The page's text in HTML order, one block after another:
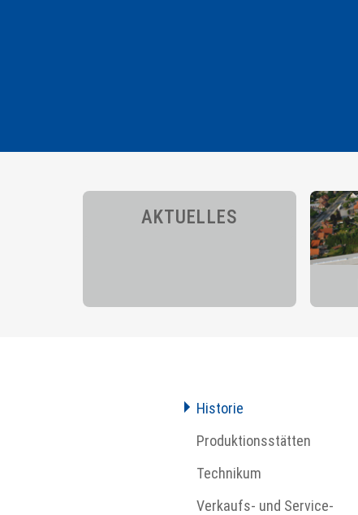
AKTUELLES
Historie
Produktionsstätten
Technikum
Verkaufs- und Service-